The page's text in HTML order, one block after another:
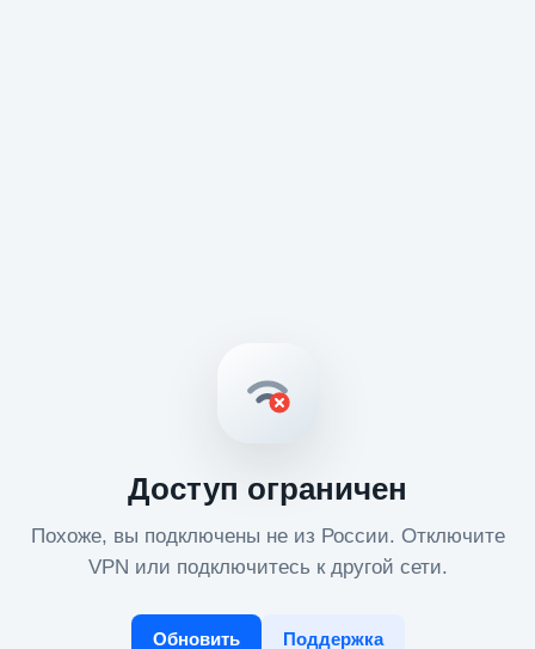
Доступ ограничен
Похоже, вы подключены не из России. Отключите
VPN или подключитесь к другой сети.
Обновить Поддержка